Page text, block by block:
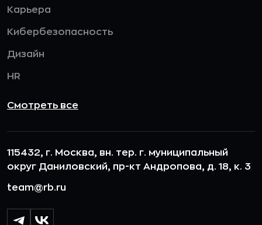
Карьера
Кибербезопасность
Дизайн
HR
Смотреть все
115432, г. Москва, вн. тер. г. муниципальный
округ Даниловский, пр-кт Андропова, д. 18, к. 3
team@rb.ru